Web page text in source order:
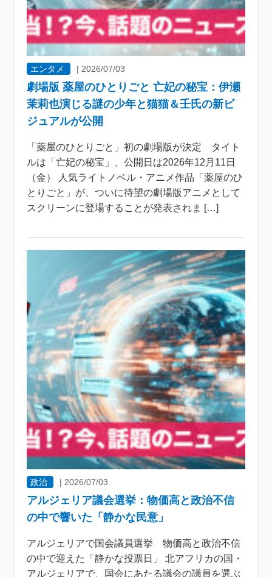
エンタメ |2026/07/03
劇場版 薬屋のひとりごと 亡妃の秘宝：伊瀬
茉莉也演じる謎の少年と猫猫＆壬氏の新ビ
ジュアルが公開
「薬屋のひとりごと」初の劇場版が決定 タイト
ルは「亡妃の秘宝」、公開日は2026年12月11日
（金） 人気ライトノベル・アニメ作品「薬屋のひ
とりごと」が、ついに待望の劇場版アニメとして
スクリーンに登場することが発表されま […]
政治 | 2026/07/03
アルジェリア議会選挙：物価高と政治不信
の中で響いた「静かな民意」
アルジェリアで国会議員選挙 物価高と政治不信
の中で迎えた「静かな投票日」 北アフリカの国・
アルジェリアで、国会にあたる議会の議員を選ぶ